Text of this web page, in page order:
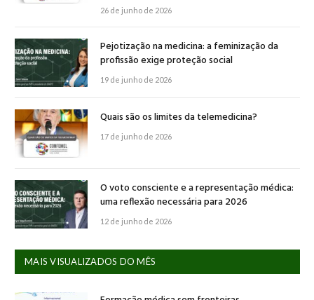
26 de junho de 2026
Pejotização na medicina: a feminização da
profissão exige proteção social
19 de junho de 2026
Quais são os limites da telemedicina?
17 de junho de 2026
O voto consciente e a representação médica:
uma reflexão necessária para 2026
12 de junho de 2026
MAIS VISUALIZADOS DO MÊS